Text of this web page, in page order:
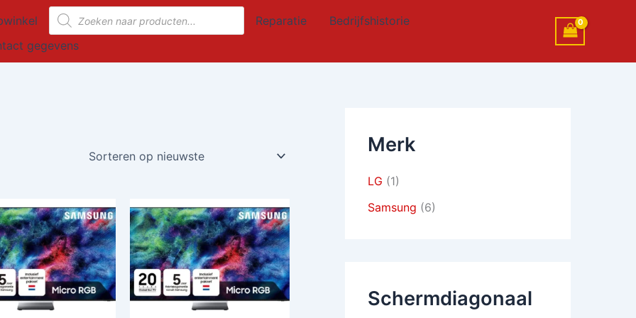
Producten
zoeken
Reparatie
Bedrijfshistorie
gegevens
Merk
LG (1)
Samsung (6)
Schermdiagonaal